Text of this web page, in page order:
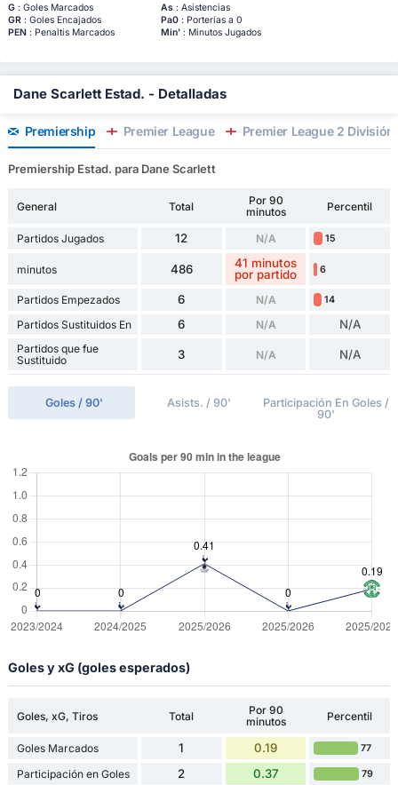
G: Goles Marcados As: Asistencias
GR: Goles Encajados Pa0: Porterías a 0
PEN: Penaltis Marcados Min': Minutos Jugados
Dane Scarlett Estad. - Detalladas
Premiership Premier League Premier League 2 División
Premiership Estad. para Dane Scarlett
General Total
Por 90
minutos
Percentil
Partidos Jugados 12 N/A 15
minutos 486
41 minutos
por partido
6
Partidos Empezados 6 N/A 14
Partidos Sustituidos En 6 N/A N/A
Partidos que fue
Sustituido
3 N/A N/A
Goles / 90' Asists. / 90'
Participación En Goles /
90'
Goles y xG (goles esperados)
Goles, xG, Tiros Total
Por 90
minutos
Percentil
Goles Marcados 1 0.19 77
Participación en Goles 2 0.37 79